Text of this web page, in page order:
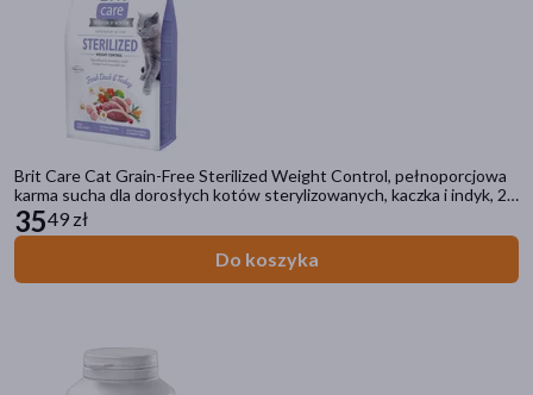
Brit Care Cat Grain-Free Sterilized Weight Control, pełnoporcjowa
karma sucha dla dorosłych kotów sterylizowanych, kaczka i indyk, 2
kg
3549 zł
Do koszyka